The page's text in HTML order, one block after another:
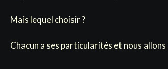
Mais lequel choisir ?
Chacun a ses particularités et nous